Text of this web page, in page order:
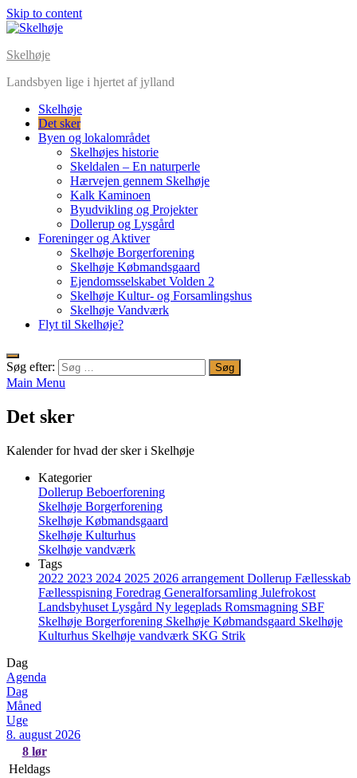
Skip to content
Skelhøje
Landsbyen lige i hjertet af jylland
Skelhøje
Det sker
Byen og lokalområdet
Skelhøjes historie
Skeldalen – En naturperle
Hærvejen gennem Skelhøje
Kalk Kaminoen
Byudvikling og Projekter
Dollerup og Lysgård
Foreninger og Aktiver
Skelhøje Borgerforening
Skelhøje Købmandsgaard
Ejendomsselskabet Volden 2
Skelhøje Kultur- og Forsamlingshus
Skelhøje Vandværk
Flyt til Skelhøje?
Søg efter:
Main Menu
Det sker
Kalender for hvad der sker i Skelhøje
Kategorier
Dollerup Beboerforening
Skelhøje Borgerforening
Skelhøje Købmandsgaard
Skelhøje Kulturhus
Skelhøje vandværk
Tags
2022 2023 2024 2025 2026 arrangement Dollerup Fællesskab
Fællesspisning Foredrag Generalforsamling Julefrokost
Landsbyhuset Lysgård Ny legeplads Romsmagning SBF
Skelhøje Borgerforening Skelhøje Købmandsgaard Skelhøje
Kulturhus Skelhøje vandværk SKG Strik
Dag
Agenda
Dag
Måned
Uge
8. august 2026
8 lør
Heldags